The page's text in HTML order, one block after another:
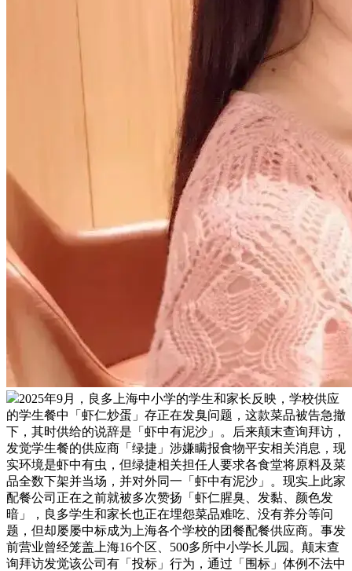
2025年9月，良多上海中小学的学生和家长反映，学校供应
的学生餐中「虾仁炒蛋」存正在发臭问题，这款菜品被告急撤
下，其时供给的说辞是「虾中有泥沙」。后来颠末查询拜访，
发觉学生餐的供应商「绿捷」涉嫌瞒报食物平安相关消息，现
实环境是虾中有虫，但绿捷相关担任人要求各食堂将原料及菜
品全数下架并当场，并对外同一「虾中有泥沙」。现实上此家
配餐公司正在之前就被多次赞扬「虾仁腥臭、发黏、颜色发
暗」，良多学生和家长也正在埋怨菜品难吃、没有养分等问
题，但却屡屡中标成为上海各个学校的团餐配餐供应商。事发
前营业曾经笼盖上海16个区、500多所中小学长儿园。颠末查
询拜访发觉该公司有「投标」行为，通过「围标」体例不法中